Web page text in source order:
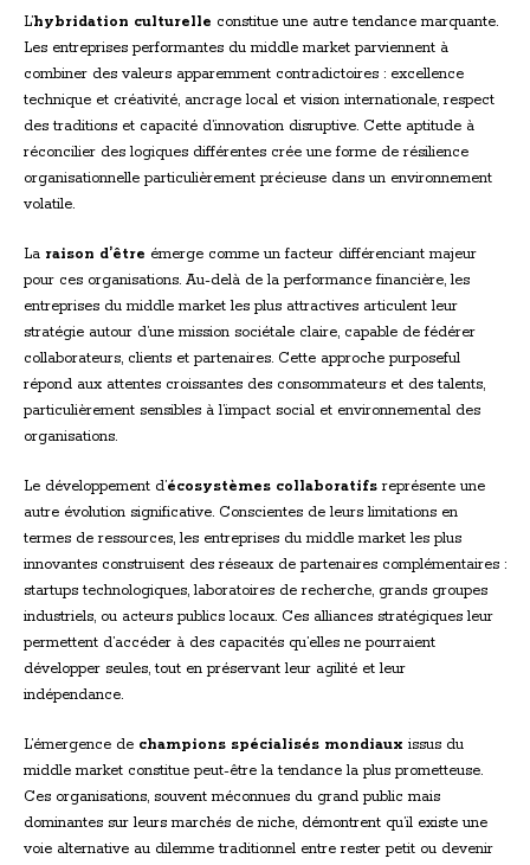
L’hybridation culturelle constitue une autre tendance marquante.
Les entreprises performantes du middle market parviennent à
combiner des valeurs apparemment contradictoires : excellence
technique et créativité, ancrage local et vision internationale, respect
des traditions et capacité d’innovation disruptive. Cette aptitude à
réconcilier des logiques différentes crée une forme de résilience
organisationnelle particulièrement précieuse dans un environnement
volatile.
La raison d’être émerge comme un facteur différenciant majeur
pour ces organisations. Au-delà de la performance financière, les
entreprises du middle market les plus attractives articulent leur
stratégie autour d’une mission sociétale claire, capable de fédérer
collaborateurs, clients et partenaires. Cette approche purposeful
répond aux attentes croissantes des consommateurs et des talents,
particulièrement sensibles à l’impact social et environnemental des
organisations.
Le développement d’écosystèmes collaboratifs représente une
autre évolution significative. Conscientes de leurs limitations en
termes de ressources, les entreprises du middle market les plus
innovantes construisent des réseaux de partenaires complémentaires :
startups technologiques, laboratoires de recherche, grands groupes
industriels, ou acteurs publics locaux. Ces alliances stratégiques leur
permettent d’accéder à des capacités qu’elles ne pourraient
développer seules, tout en préservant leur agilité et leur
indépendance.
L’émergence de champions spécialisés mondiaux issus du
middle market constitue peut-être la tendance la plus prometteuse.
Ces organisations, souvent méconnues du grand public mais
dominantes sur leurs marchés de niche, démontrent qu’il existe une
voie alternative au dilemme traditionnel entre rester petit ou devenir